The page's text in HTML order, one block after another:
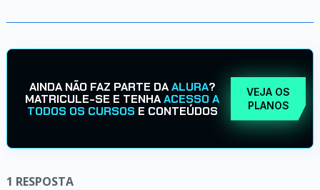
AINDA NÃO FAZ PARTE DAALURA?
MATRICULE-SE E TENHAACESSO A
TODOS OS CURSOS E CONTEÚDOS
VEJA OS
PLANOS
1 RESPOSTA